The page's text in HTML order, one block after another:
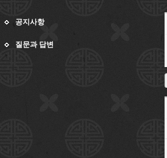
공지사항
질문과 답변